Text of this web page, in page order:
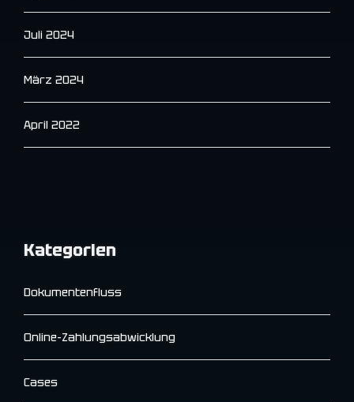
Juli 2024
März 2024
April 2022
Kategorien
Dokumentenfluss
Online-Zahlungsabwicklung
Cases